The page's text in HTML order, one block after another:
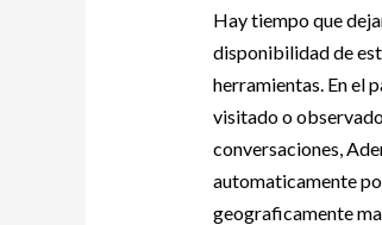
Hay tiempo que
disponibilidad de
herramientas. En el
visitado o
conversaciones,
automaticamente
geograficamente